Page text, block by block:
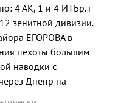
4 АК, 1 и 4 ИТБр. г
зенитной дивизии.
ЕГОРОВА в
пехоты большим
наводки с
Днепр на